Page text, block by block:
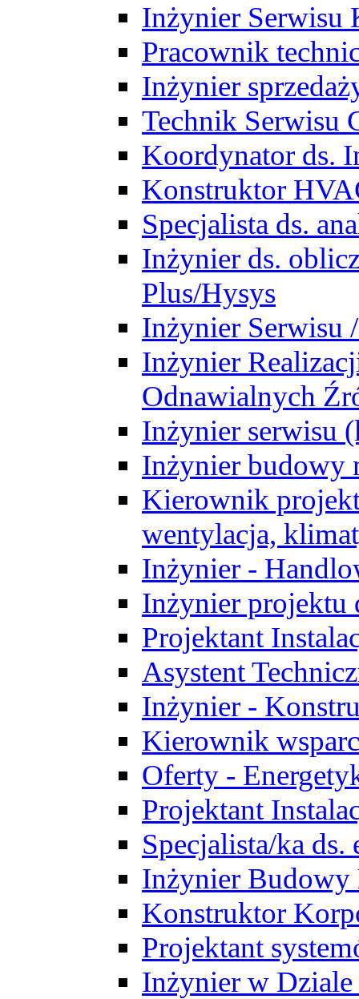
Inżynier Serwisu
Pracownik
Inżynier
Technik Serwisu
Koordynator ds.
Konstruktor
Specjalista ds.
Inżynier ds.
Plus/Hysys
Inżynier Serwisu
Inżynier
Odnawialnych
Inżynier serwisu
Inżynier budowy
Kierownik
wentylacja,
Inżynier -
Inżynier projektu
Projektant
Asystent
Inżynier -
Kierownik
Oferty -
Projektant
Specjalista/ka
Inżynier
Konstruktor
Projektant
Inżynier w